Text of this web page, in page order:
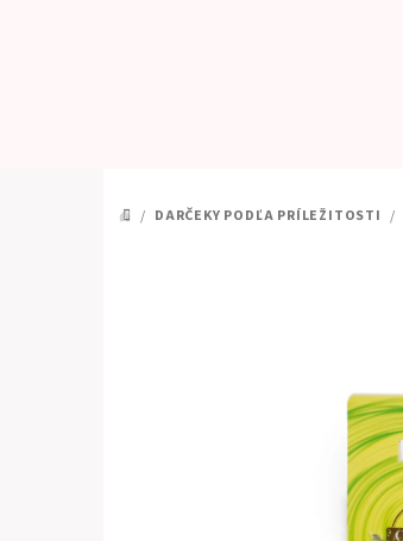
DOMOV
/ DARČEKY PODĽA PRÍLEŽITOSTI /